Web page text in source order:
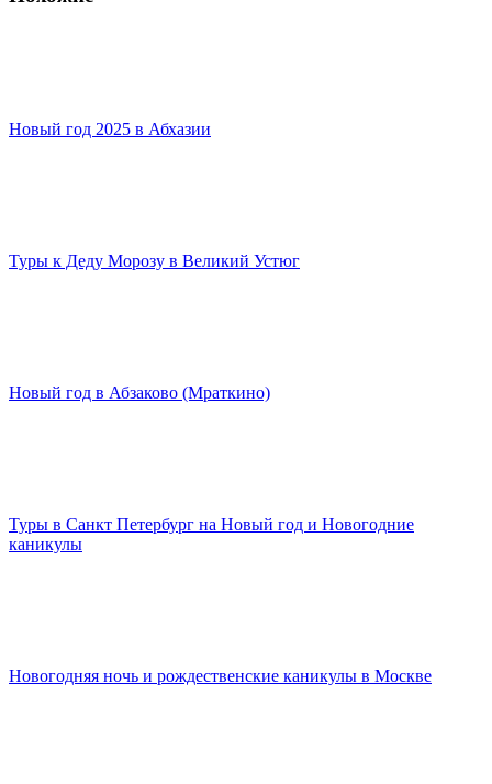
Новый год 2025 в Абхазии
Туры к Деду Морозу в Великий Устюг
Новый год в Абзаково (Мраткино)
Туры в Санкт Петербург на Новый год и Новогодние
каникулы
Новогодняя ночь и рождественские каникулы в Москве